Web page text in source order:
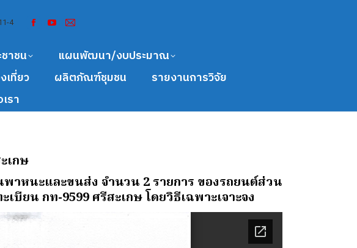
4
าชน
แผนพัฒนา/งบประมาณ
เที่ยว ผลิตภัณฑ์ชุมชน
รายงานการวิจัย
รา
เกษ
าหนะและขนส่ง จํานวน 2 รายการ ของรถยนต์ส่วน
บียน กท-9599 ศรีสะเกษ โดยวิธีเฉพาะเจาะจง